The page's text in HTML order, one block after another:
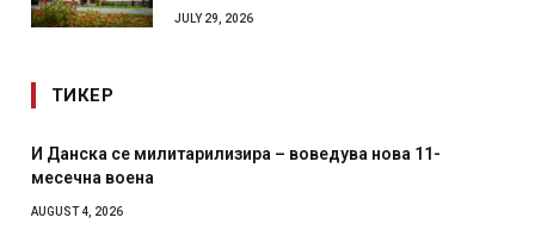
JULY 29, 2026
ТИКЕР
И Данска се милитарилизира – воведува нова 11-
месечна воена
AUGUST 4, 2026